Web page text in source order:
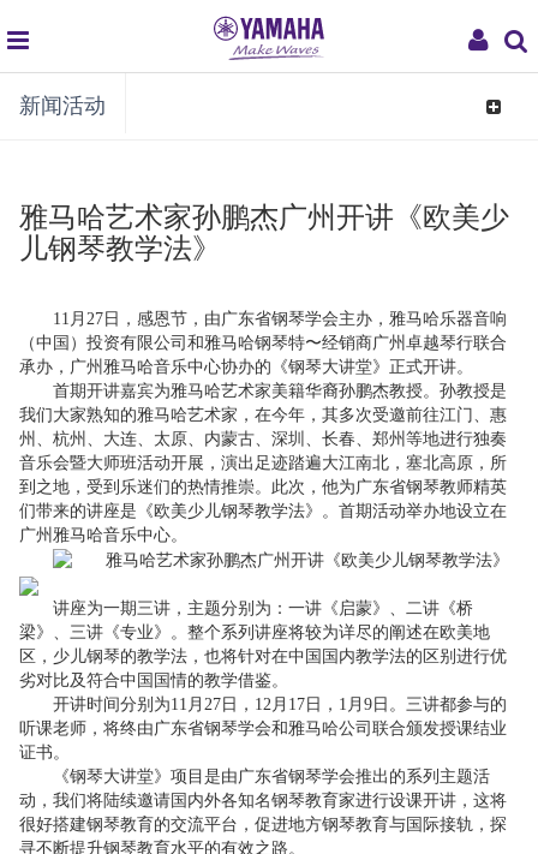
My
global
navigation
新闻活动
Toggle
雅马哈艺术家孙鹏杰广州开讲《欧美少
儿钢琴教学法》
11 月 27日，感恩节，由广东省钢琴学会主办，雅马哈乐器音响
（中国）投资有限公司和雅马哈钢琴特〜经销商广州卓越琴行联合
承办，广州雅马哈音乐中心协办的《钢琴大讲堂》正式开讲。
首期开讲嘉宾为雅马哈艺术家美籍华裔孙鹏杰教授。孙教授是
我们大家熟知的雅马哈艺术家，在今年，其多次受邀前往江门、惠
州、杭州、大连、太原、内蒙古、深圳、长春、郑州等地进行独奏
音乐会暨大师班活动开展，演出足迹踏遍大江南北，塞北高原，所
到之地，受到乐迷们的热情推崇。此次，他为广东省钢琴教师精英
们带来的讲座是《欧美少儿钢琴教学法》。首期活动举办地设立在
广州雅马哈音乐中心。
讲座为一期三讲，主题分别为：一讲《启蒙》、二讲《桥
梁》、三讲《专业》。整个系列讲座将较为详尽的阐述在欧美地
区，少儿钢琴的教学法，也将针对在中国国内教学法的区别进行优
劣对比及符合中国国情的教学借鉴。
开讲时间分别为11 月 27日， 12 月 17日， 1 月 9日。三讲都参与的
听课老师，将终由广东省钢琴学会和雅马哈公司联合颁发授课结业
证书。
《钢琴大讲堂》项目是由广东省钢琴学会推出的系列主题活
动，我们将陆续邀请国内外各知名钢琴教育家进行设课开讲，这将
很好搭建钢琴教育的交流平台，促进地方钢琴教育与国际接轨，探
寻不断提升钢琴教育水平的有效之路。